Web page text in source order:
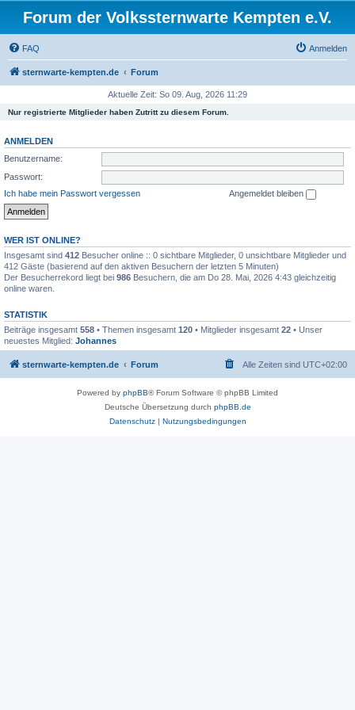
Forum der Volkssternwarte Kempten e.V.
FAQ Anmelden
sternwarte-kempten.de Forum
Aktuelle Zeit: So 09. Aug, 2026 11:29
Nur registrierte Mitglieder haben Zutritt zu diesem Forum.
ANMELDEN
Benutzername:
Passwort:
Ich habe mein Passwort vergessen
Angemeldet bleiben
WER IST ONLINE?
Insgesamt sind 412 Besucher online :: 0 sichtbare Mitglieder, 0 unsichtbare Mitglieder und
412 Gäste (basierend auf den aktiven Besuchern der letzten 5 Minuten)
Der Besucherrekord liegt bei 986 Besuchern, die am Do 28. Mai, 2026 4:43 gleichzeitig
online waren.
STATISTIK
Beiträge insgesamt 558 • Themen insgesamt 120 • Mitglieder insgesamt 22 • Unser
neuestes Mitglied: Johannes
sternwarte-kempten.de Forum Alle Zeiten sind UTC+02:00
Powered by phpBB® Forum Software © phpBB Limited
Deutsche Übersetzung durch phpBB.de
Datenschutz| Nutzungsbedingungen